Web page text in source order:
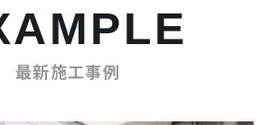
最新施工事例